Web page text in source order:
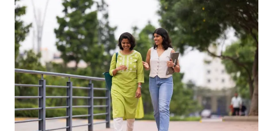
fecha.
Pulsa
el
botón
de
escape
para
cerrar
el
calendario.